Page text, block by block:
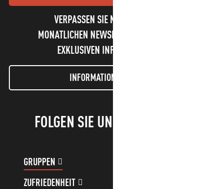
VERPASSEN SIE NICHT UNSEREN
MONATLICHEN NEWSLETTER UND UNSERE
EXKLUSIVEN INFORMATIONEN!
INFORMATIONEN LETTER
FOLGEN SIE UNS!
GRUPPEN
ZUFRIEDENHEIT